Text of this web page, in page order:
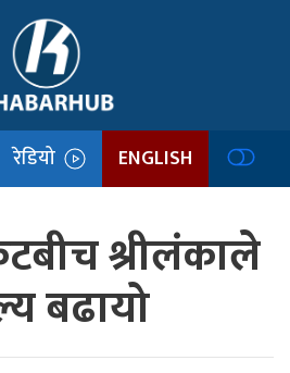
रेडियो ENGLISH
श्रीलंकाले
बढायो